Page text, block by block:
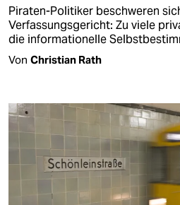
Piraten-Politiker beschweren
Verfassungsgericht: Zu viele
die informationelle
Von Christian Rath